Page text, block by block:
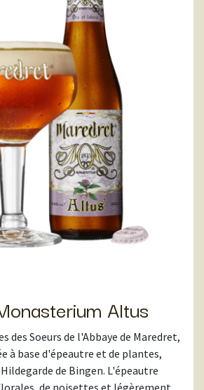
Altus
des Soeurs de l'Abbaye de Maredret,
à base d'épeautre et de plantes,
de Bingen. L'épeautre